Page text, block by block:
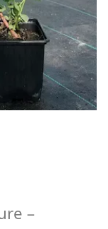
–